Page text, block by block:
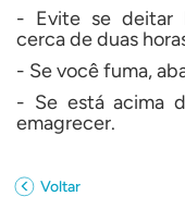
- Evite se deitar
cerca de duas
- Se você fuma,
- Se está acima
emagrecer.
Voltar